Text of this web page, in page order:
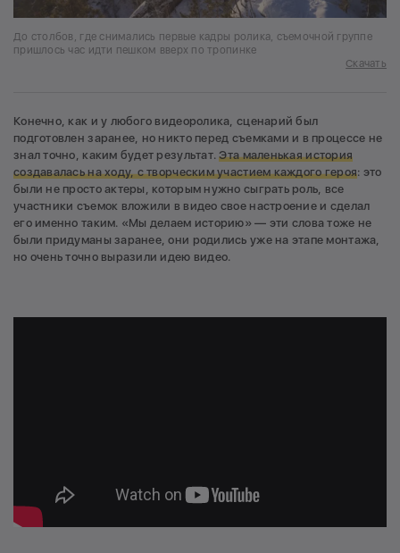
До столбов, где снимались первые кадры ролика, съемочной группе
пришлось час идти пешком вверх по тропинке
Скачать
Конечно, как и у любого видеоролика, сценарий был
подготовлен заранее, но никто перед съемками и в процессе не
знал точно, каким будет результат.Эта маленькая история
создавалась на ходу, с творческим участием каждого героя: это
были не просто актеры, которым нужно сыграть роль, все
участники съемок вложили в видео свое настроение и сделал
его именно таким. «Мы делаем историю» — эти слова тоже не
были придуманы заранее, они родились уже на этапе монтажа,
но очень точно выразили идею видео.